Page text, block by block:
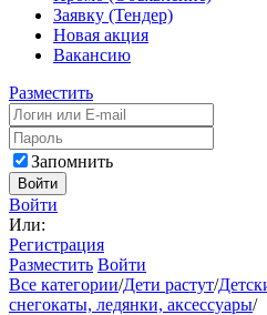
Заявку (Тендер)
Новая акция
Вакансию
Разместить
Запомнить
Войти
Войти
Или:
Регистрация
Разместить Войти
Все категории/Дети растут/
снегокаты, ледянки, аксессуары/